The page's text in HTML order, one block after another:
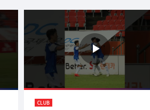
CLUB